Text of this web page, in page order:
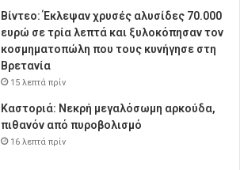
Βίντεο: Έκλεψαν χρυσές αλυσίδες 70.000
ευρώ σε τρία λεπτά και ξυλοκόπησαν τον
κοσμηματοπώλη που τους κυνήγησε στη
Βρετανία
15 λεπτά πρίν
Καστοριά: Νεκρή μεγαλόσωμη αρκούδα,
πιθανόν από πυροβολισμό
16 λεπτά πρίν